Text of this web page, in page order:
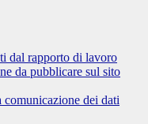
dal rapporto di lavoro
da pubblicare sul sito
comunicazione dei dati